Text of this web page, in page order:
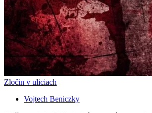
Zločin v uliciach
Vojtech Beniczky